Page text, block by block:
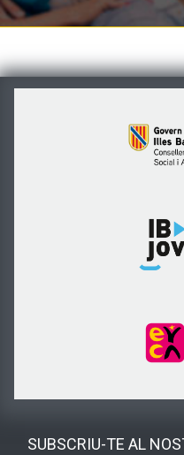
SUBSCRIU-TE AL